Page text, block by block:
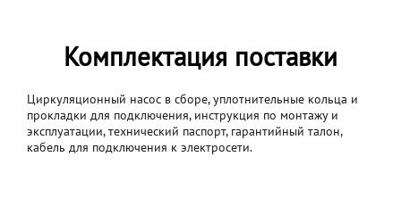
Комплектация поставки
Циркуляционный насос в сборе, уплотнительные кольца и
прокладки для подключения, инструкция по монтажу и
эксплуатации, технический паспорт, гарантийный талон,
кабель для подключения к электросети.